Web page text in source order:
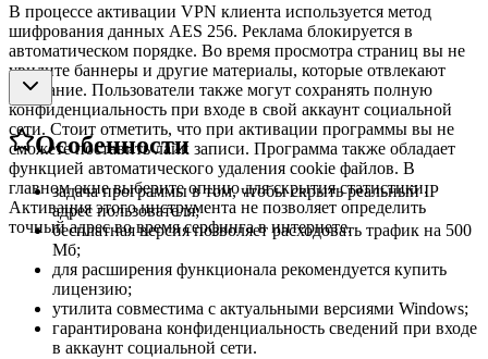
В процессе активации VPN клиента используется метод
шифрования данных AES 256. Реклама блокируется в
автоматическом порядке. Во время просмотра страниц вы не
увидите баннеры и другие материалы, которые отвлекают
внимание. Пользователи также могут сохранять полную
конфиденциальность при входе в свой аккаунт социальной
сети. Стоит отметить, что при активации программы вы не
сможете поставить лайк записи. Программа также обладает
функцией автоматического удаления cookie файлов. В
главном окне выберите опцию для скрытия статистики.
Активация этого инструмента не позволяет определить
точный адрес во время серфинга в интернете.
Особенности
задача программы в том, чтобы скрыть реальный IP
адрес пользователя;
бесплатная версия позволяет расходовать трафик на 500
Мб;
для расширения функционала рекомендуется купить
лицензию;
утилита совместима с актуальными версиями Windows;
гарантирована конфиденциальность сведений при входе
в аккаунт социальной сети.